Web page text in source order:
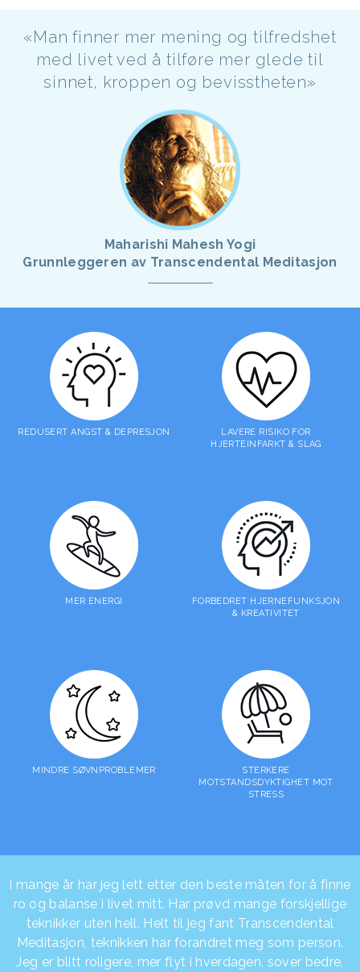
«Man finner mer mening og tilfredshet
med livet ved å tilføre mer glede til
sinnet, kroppen og bevisstheten»
Maharishi Mahesh Yogi
Grunnleggeren av Transcendental Meditasjon
REDUSERT ANGST & DEPRESJON
LAVERE RISIKO FOR
HJERTEINFARKT & SLAG
MER ENERGI
FORBEDRET HJERNEFUNKSJON
& KREATIVITET
MINDRE SØVNPROBLEMER
STERKERE
MOTSTANDSDYKTIGHET MOT
STRESS
I mange år har jeg lett etter den beste måten for å finne
ro og balanse i livet mitt. Har prøvd mange forskjellige
teknikker uten hell. Helt til jeg fant Transcendental
Meditasjon, teknikken har forandret meg som person.
Jeg er blitt roligere, mer flyt i hverdagen, sover bedre,